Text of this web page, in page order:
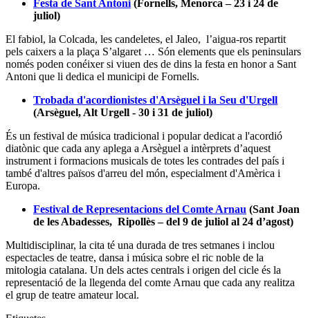
És un festival de música tradicional i popular dedicat a l'acordió
diatònic que cada any aplega a Arsèguel a intèrprets d’aquest
instrument i formacions musicals de totes les contrades del país i
també d'altres països d'arreu del món, especialment d'Amèrica i
Europa.
Festival de Representacions del Comte Arnau
de les Abadesses, Ripollès – del 9 de juliol al 24 d’agost)
Multidisciplinar, la cita té una durada de tres setmanes i inclou
espectacles de teatre, dansa i música sobre el ric noble de la
mitologia catalana. Un dels actes centrals i origen del cicle és la
representació de la llegenda del comte Arnau que cada any realitza
el grup de teatre amateur local.
Etiquetes
Paupaterres
Escaldàrium
Festival al carrer de Viladecans
fires i festes
arts escèniques i audiovisuals
cultura popular i tradicional
Tres Tombs
festivals